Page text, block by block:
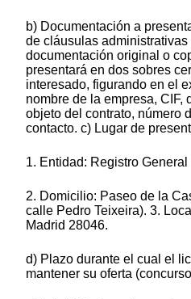
b) Documentación a
de cláusulas administrativas
documentación original o
presentará en dos sobres
interesado, figurando en el
nombre de la empresa, CIF,
objeto del contrato, número
contacto. c) Lugar de
1. Entidad: Registro
2. Domicilio: Paseo de la
calle Pedro Teixeira). 3.
Madrid 28046.
d) Plazo durante el cual el
mantener su oferta